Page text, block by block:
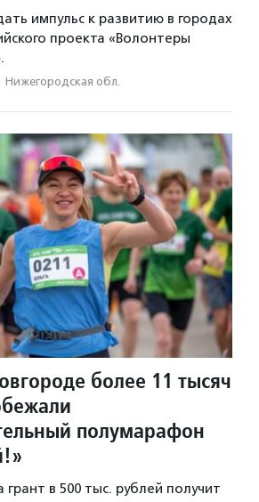
импульс к развитию в городах
проекта «Волонтеры
Нижегородская обл.
более 11 тысяч
полумарафон
грант в 500 тыс. рублей получит